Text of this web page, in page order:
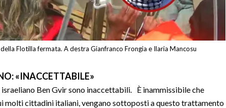
Flotilla fermata. A destra Gianfranco Frongia e Ilaria Mancosu
«INACCETTABILE»
Ben Gvir sono inaccettabili. È inammissibile che
molti cittadini italiani, vengano sottoposti a questo trattamento